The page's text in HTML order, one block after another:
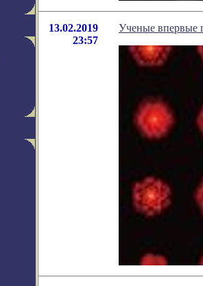
13.02.2019
23:57
Ученые впервые